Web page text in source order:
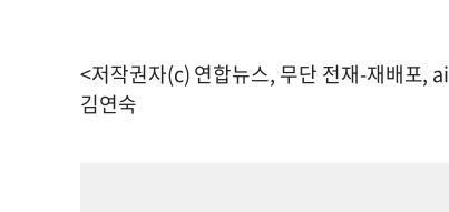
<저작권자(c) 연합뉴스, 무단 전재-재배포,
김연숙